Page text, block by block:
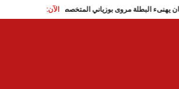
الآن:
محرز بوصيان يهنىء البطلة مروى بوزياني المتخصصة في سباق 3000 متر موانع